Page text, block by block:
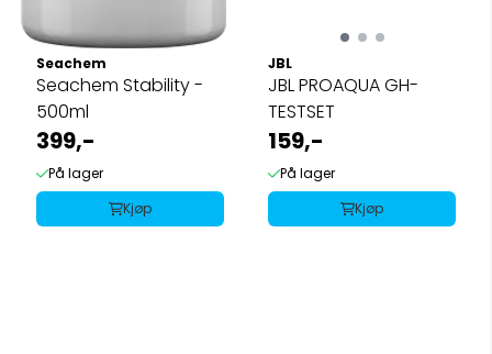
Seachem
Seachem Stability -
500ml
399,-
På lager
Kjøp
JBL
JBL PROAQUA GH-
TESTSET
159,-
På lager
Kjøp